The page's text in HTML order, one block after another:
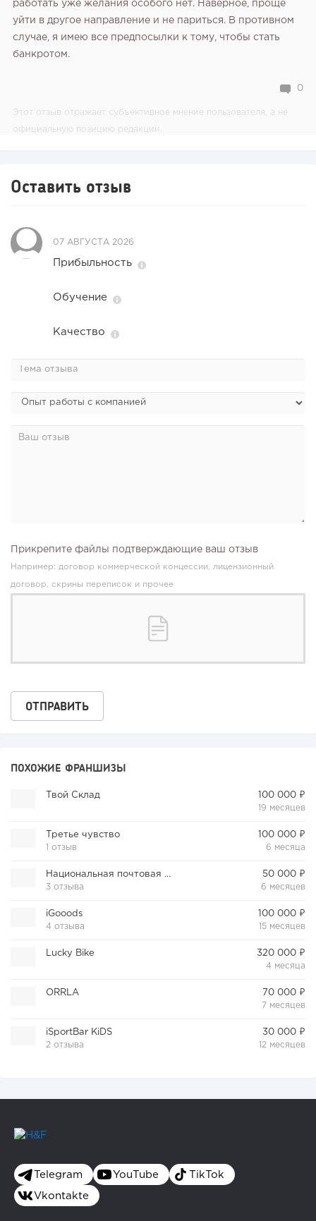
работать уже желания особого нет. Наверное, проще
уйти в другое направление и не париться. В противном
случае, я имею все предпосылки к тому, чтобы стать
банкротом.
0
Этот отзыв отражает субъективное мнение пользователя, а не
официальную позицию редакции.
Оставить отзыв
07 АВГУСТА 2026
Прибыльность
Обучение
Качество
Прикрепите файлы подтверждающие ваш отзыв
Например: договор коммерческой концессии, лицензионный
договор, скрины переписок и прочее
ПОХОЖИЕ ФРАНШИЗЫ
Твой Склад
100 000 ₽
19 месяцев
Третье чувство
1 отзыв
100 000 ₽
6 месяца
Национальная почтовая служба
3 отзыва
50 000 ₽
6 месяцев
iGooods
4 отзыва
100 000 ₽
15 месяцев
Lucky Bike
320 000 ₽
4 месяца
ORRLA
70 000 ₽
7 месяцев
iSportBar KiDS
2 отзыва
30 000 ₽
12 месяцев
Telegram YouTube TikTok
Vkontakte